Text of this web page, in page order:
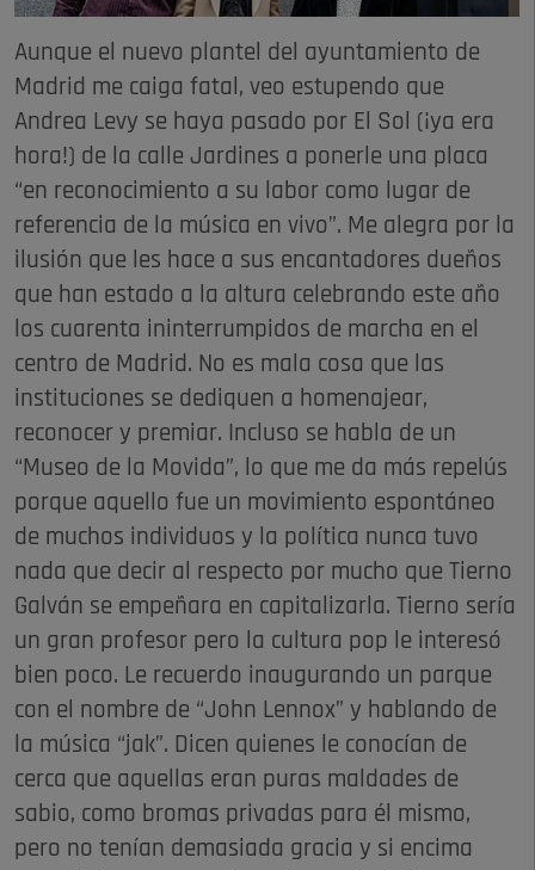
Aunque el nuevo plantel del ayuntamiento de
Madrid me caiga fatal, veo estupendo que
Andrea Levy se haya pasado por El Sol (¡ya era
hora!) de la calle Jardines a ponerle una placa
“en reconocimiento a su labor como lugar de
referencia de la música en vivo”. Me alegra por la
ilusión que les hace a sus encantadores dueños
que han estado a la altura celebrando este año
los cuarenta ininterrumpidos de marcha en el
centro de Madrid. No es mala cosa que las
instituciones se dediquen a homenajear,
reconocer y premiar. Incluso se habla de un
“Museo de la Movida”, lo que me da más repelús
porque aquello fue un movimiento espontáneo
de muchos individuos y la política nunca tuvo
nada que decir al respecto por mucho que Tierno
Galván se empeñara en capitalizarla. Tierno sería
un gran profesor pero la cultura pop le interesó
bien poco. Le recuerdo inaugurando un parque
con el nombre de “John Lennox” y hablando de
la música “jak”. Dicen quienes le conocían de
cerca que aquellas eran puras maldades de
sabio, como bromas privadas para él mismo,
pero no tenían demasiada gracia y si encima